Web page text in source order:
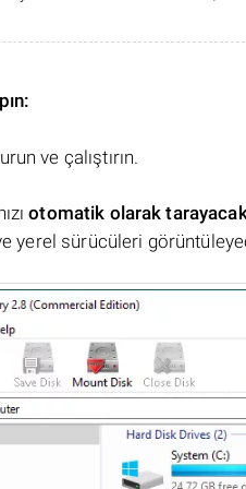
ve çalıştırın.
otomatik olarak
yerel sürücüleri